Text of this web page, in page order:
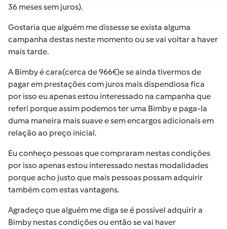
36 meses sem juros).
Gostaria que alguém me dissesse se exista alguma
campanha destas neste momento ou se vai voltar a haver
mais tarde.
A Bimby é cara(cerca de 966€)e se ainda tivermos de
pagar em prestações com juros mais dispendiosa fica
por isso eu apenas estou interessado na campanha que
referi porque assim podemos ter uma Bimby e paga-la
duma maneira mais suave e sem encargos adicionais em
relação ao preço inicial.
Eu conheço pessoas que compraram nestas condições
por isso apenas estou interessado nestas modalidades
porque acho justo que mais pessoas possam adquirir
também com estas vantagens.
Agradeço que alguém me diga se é possivel adquirir a
Bimby nestas condições ou então se vai haver